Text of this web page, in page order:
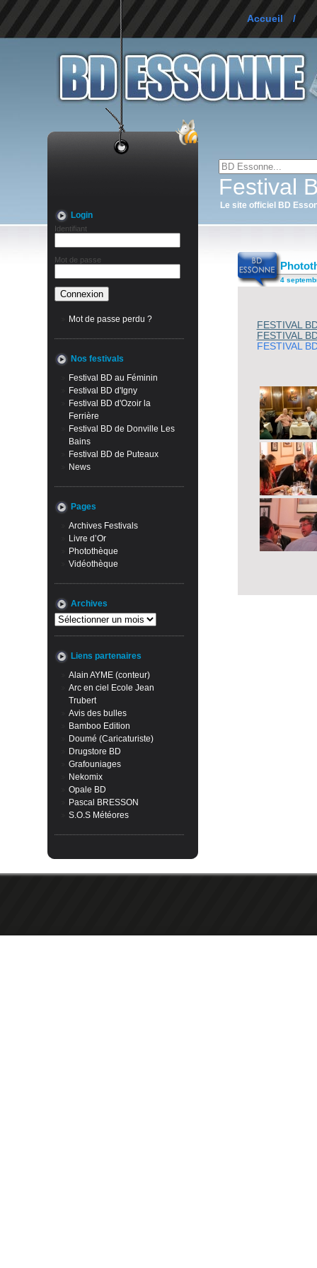
Accueil /
Festival
Le site officiel BD
Login
Identifiant
Mot de passe
Mot de passe perdu ?
Nos festivals
Festival BD au Féminin
Festival BD d'Igny
Festival BD d'Ozoir la
Ferrière
Festival BD de Donville Les
Bains
Festival BD de Puteaux
News
Pages
Archives Festivals
Livre d’Or
Photothèque
Vidéothèque
Archives
Archives
Liens partenaires
Alain AYME (conteur)
Arc en ciel Ecole Jean
Trubert
Avis des bulles
Bamboo Edition
Doumé (Caricaturiste)
Drugstore BD
Grafouniages
Nekomix
Opale BD
Pascal BRESSON
S.O.S Météores
4
FESTIVAL
FESTIVAL
FESTIVAL